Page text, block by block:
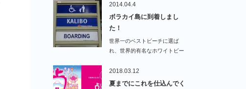
2014.04.4
ボラカイ島に到着しまし
た！
世界一のベストビーチに選ば
れ、世界的有名なホワイトビー
2018.03.12
夏までにこれを仕込んでく